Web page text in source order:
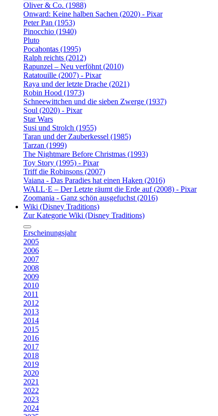
Oliver & Co. (1988)
Onward: Keine halben Sachen (2020) - Pixar
Peter Pan (1953)
Pinocchio (1940)
Pluto
Pocahontas (1995)
Ralph reichts (2012)
Rapunzel – Neu verföhnt (2010)
Ratatouille (2007) - Pixar
Raya und der letzte Drache (2021)
Robin Hood (1973)
Schneewittchen und die sieben Zwerge (1937)
Soul (2020) - Pixar
Star Wars
Susi und Strolch (1955)
Taran und der Zauberkessel (1985)
Tarzan (1999)
The Nightmare Before Christmas (1993)
Toy Story (1995) - Pixar
Triff die Robinsons (2007)
Vaiana - Das Paradies hat einen Haken (2016)
WALL·E – Der Letzte räumt die Erde auf (2008) - Pixar
Zoomania - Ganz schön ausgefuchst (2016)
Wiki (Disney Traditions)
Zur Kategorie Wiki (Disney Traditions)
Erscheinungsjahr
2005
2006
2007
2008
2009
2010
2011
2012
2013
2014
2015
2016
2017
2018
2019
2020
2021
2022
2023
2024